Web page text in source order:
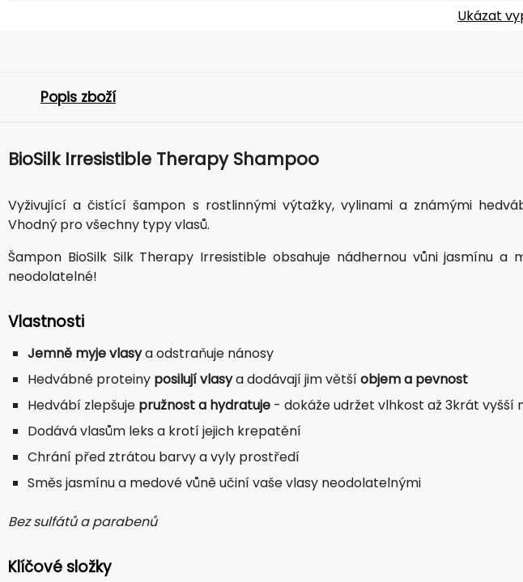
Ukázat
Popis zboží
BioSilk Irresistible Therapy Shampoo
Vyživující a čistící šampon s rostlinnými výtažky, vylinami a známými
Vhodný pro všechny typy vlasů.
Šampon BioSilk Silk Therapy Irresistible obsahuje nádhernou vůni jasmínu a
neodolatelné!
Vlastnosti
Jemně myje vlasya odstraňuje nánosy
Hedvábné proteiny posilují vlasya dodávají jim většíobjem a pevnost
Hedvábí zlepšuje pružnost a hydratuje - dokáže udržet vlhkost až 3krát vyšší
Dodává vlasům leks a krotí jejich krepatění
Chrání před ztrátou barvy a vyly prostředí
Směs jasmínu a medové vůně učiní vaše vlasy neodolatelnými
Bez sulfátů a parabenů
Klíčové složky